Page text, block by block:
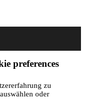
preferences
zu
oder